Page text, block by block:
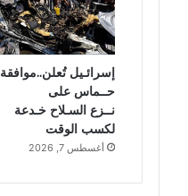
إسرائـيل تُعلن..موافقة
حــماس على
نــزع السـلاح خـدعة
لكسب الوقت
أغسطس 7, 2026